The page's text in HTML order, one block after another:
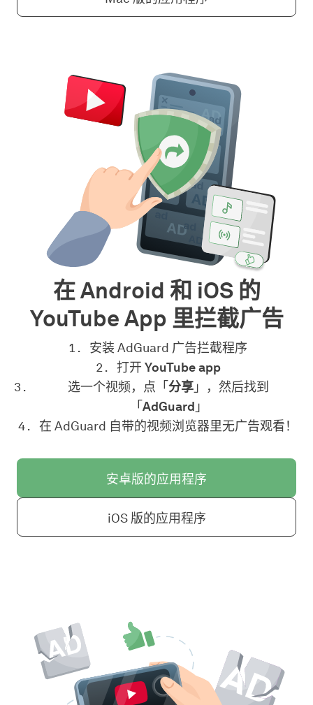
在 Android 和 iOS 的
YouTube App 里拦截广告
安装 AdGuard 广告拦截程序
打开 YouTube app
选一个视频，点「分享 」，然后找到
「AdGuard 」
在 AdGuard 自带的视频浏览器里无广告观看！
安卓版的应用程序
iOS 版的应用程序